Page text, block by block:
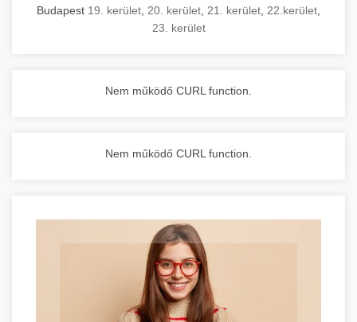
Budapest 19. kerület 20. kerület 21. kerület 22.kerület
23. kerület
Nem működő CURL function.
Nem működő CURL function.